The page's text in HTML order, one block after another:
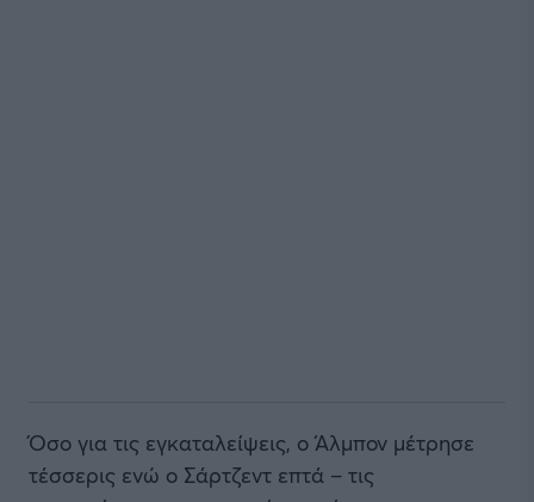
Όσο για τις εγκαταλείψεις, ο Άλμπον μέτρησε
τέσσερις ενώ ο Σάρτζεντ επτά – τις